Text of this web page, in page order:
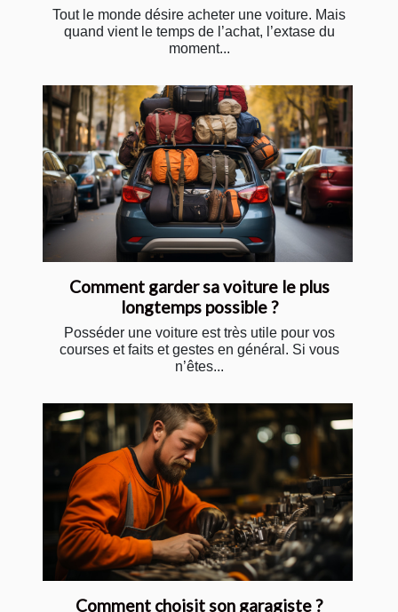
Tout le monde désire acheter une voiture. Mais
quand vient le temps de l’achat, l’extase du
moment...
Comment garder sa voiture le plus
longtemps possible ?
Posséder une voiture est très utile pour vos
courses et faits et gestes en général. Si vous
n’êtes...
Comment choisit son garagiste ?